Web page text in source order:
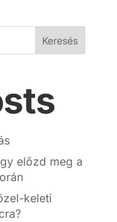
Keresés
előzd meg a
keleti